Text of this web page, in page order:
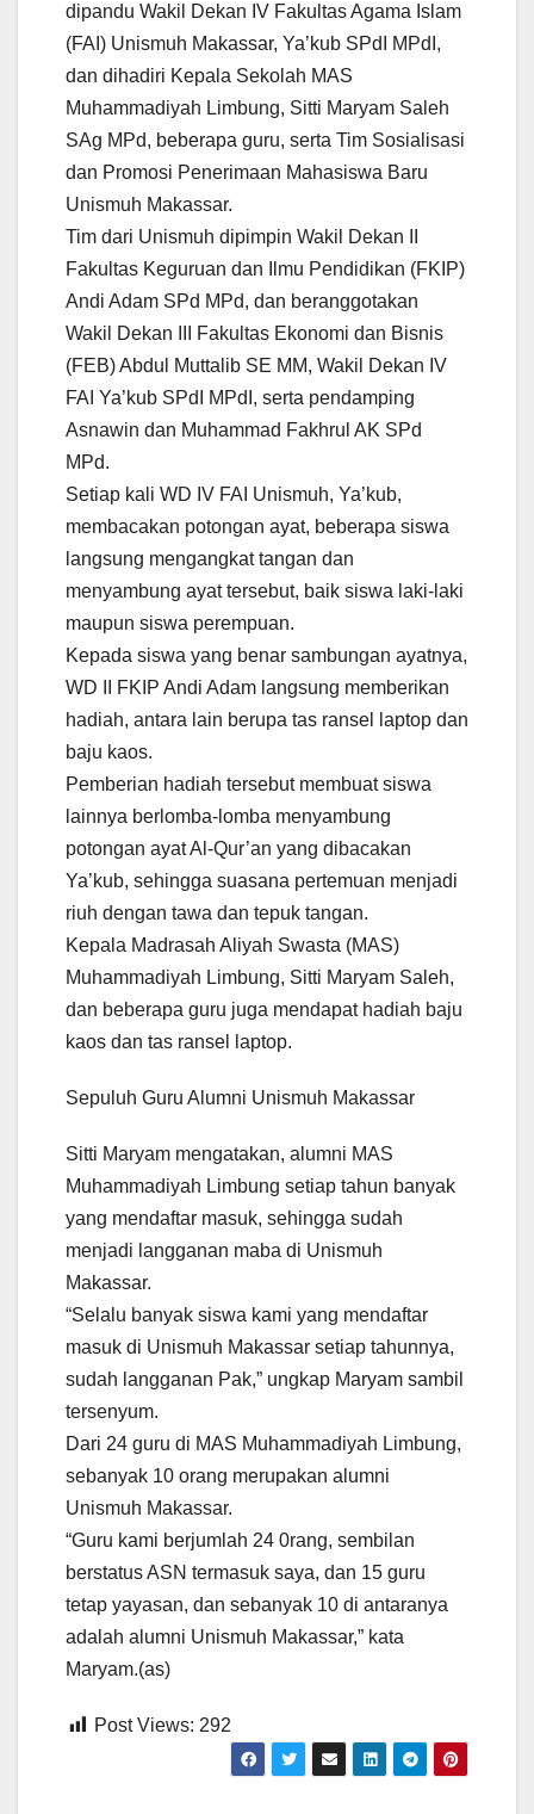
dipandu Wakil Dekan IV Fakultas Agama Islam
(FAI) Unismuh Makassar, Ya’kub SPdI MPdI,
dan dihadiri Kepala Sekolah MAS
Muhammadiyah Limbung, Sitti Maryam Saleh
SAg MPd, beberapa guru, serta Tim Sosialisasi
dan Promosi Penerimaan Mahasiswa Baru
Unismuh Makassar.
Tim dari Unismuh dipimpin Wakil Dekan II
Fakultas Keguruan dan Ilmu Pendidikan (FKIP)
Andi Adam SPd MPd, dan beranggotakan
Wakil Dekan III Fakultas Ekonomi dan Bisnis
(FEB) Abdul Muttalib SE MM, Wakil Dekan IV
FAI Ya’kub SPdI MPdI, serta pendamping
Asnawin dan Muhammad Fakhrul AK SPd
MPd.
Setiap kali WD IV FAI Unismuh, Ya’kub,
membacakan potongan ayat, beberapa siswa
langsung mengangkat tangan dan
menyambung ayat tersebut, baik siswa laki-laki
maupun siswa perempuan.
Kepada siswa yang benar sambungan ayatnya,
WD II FKIP Andi Adam langsung memberikan
hadiah, antara lain berupa tas ransel laptop dan
baju kaos.
Pemberian hadiah tersebut membuat siswa
lainnya berlomba-lomba menyambung
potongan ayat Al-Qur’an yang dibacakan
Ya’kub, sehingga suasana pertemuan menjadi
riuh dengan tawa dan tepuk tangan.
Kepala Madrasah Aliyah Swasta (MAS)
Muhammadiyah Limbung, Sitti Maryam Saleh,
dan beberapa guru juga mendapat hadiah baju
kaos dan tas ransel laptop.
Sepuluh Guru Alumni Unismuh Makassar
Sitti Maryam mengatakan, alumni MAS
Muhammadiyah Limbung setiap tahun banyak
yang mendaftar masuk, sehingga sudah
menjadi langganan maba di Unismuh
Makassar.
“Selalu banyak siswa kami yang mendaftar
masuk di Unismuh Makassar setiap tahunnya,
sudah langganan Pak,” ungkap Maryam sambil
tersenyum.
Dari 24 guru di MAS Muhammadiyah Limbung,
sebanyak 10 orang merupakan alumni
Unismuh Makassar.
“Guru kami berjumlah 24 0rang, sembilan
berstatus ASN termasuk saya, dan 15 guru
tetap yayasan, dan sebanyak 10 di antaranya
adalah alumni Unismuh Makassar,” kata
Maryam.(as)
Post Views: 292